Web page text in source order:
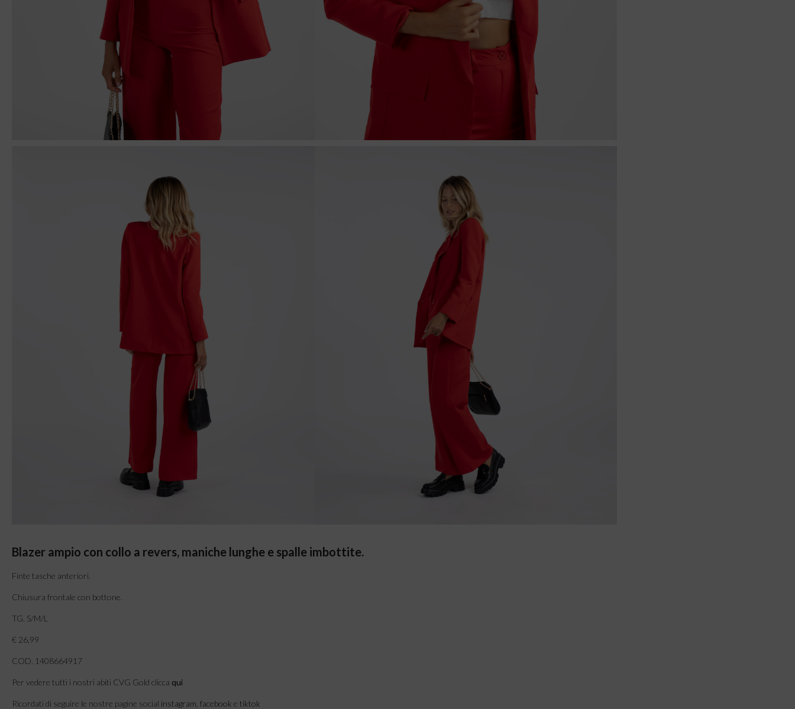
Blazer ampio con collo a revers, maniche lunghe e spalle imbottite.
Finte tasche anteriori.
Chiusura frontale con bottone.
TG. S/M/L
€ 26,99
COD. 1408664917
Per vedere tutti i nostri abiti CVG Gold clicca qui
Ricordati di seguire le nostre pagine social instagram facebook e tiktok